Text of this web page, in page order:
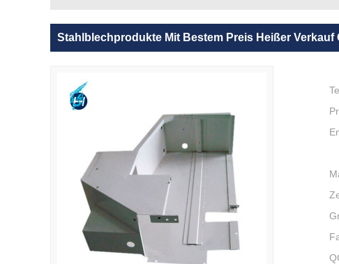
Stahlblechprodukte Mit Bestem Preis Heißer